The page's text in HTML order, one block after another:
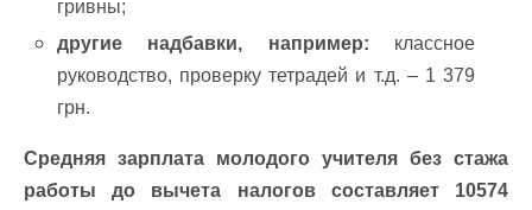
гривны;
другие надбавки, например: классное
руководство, проверку тетрадей и т.д. – 1 379
грн.
Средняя зарплата молодого учителя без стажа
работы до вычета налогов составляет 10574